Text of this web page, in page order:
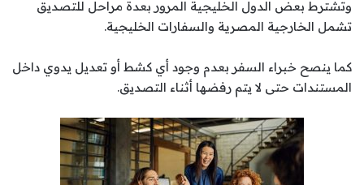
وتشترط بعض الدول الخليجية المرور بعدة مراحل للتصديق
تشمل الخارجية المصرية والسفارات الخليجية.
كما ينصح خبراء السفر بعدم وجود أي كشط أو تعديل يدوي داخل
المستندات حتى لا يتم رفضها أثناء التصديق.